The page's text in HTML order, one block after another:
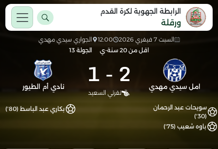
الرابطة الجهوية لكرة القدم
ورقلة
السبت 7 فيفري 2026 12:00
الجواري سيدي مهدي
اقل من 20 سنة-ي
الجولة 13
امل سيدي مهدي 2
-
1
تقرتي السعيد
نادي أم الطيور
سويحات عبد الرحمان
(30')
باوه شعيب (75')
بكاري عبد الباسط (80')